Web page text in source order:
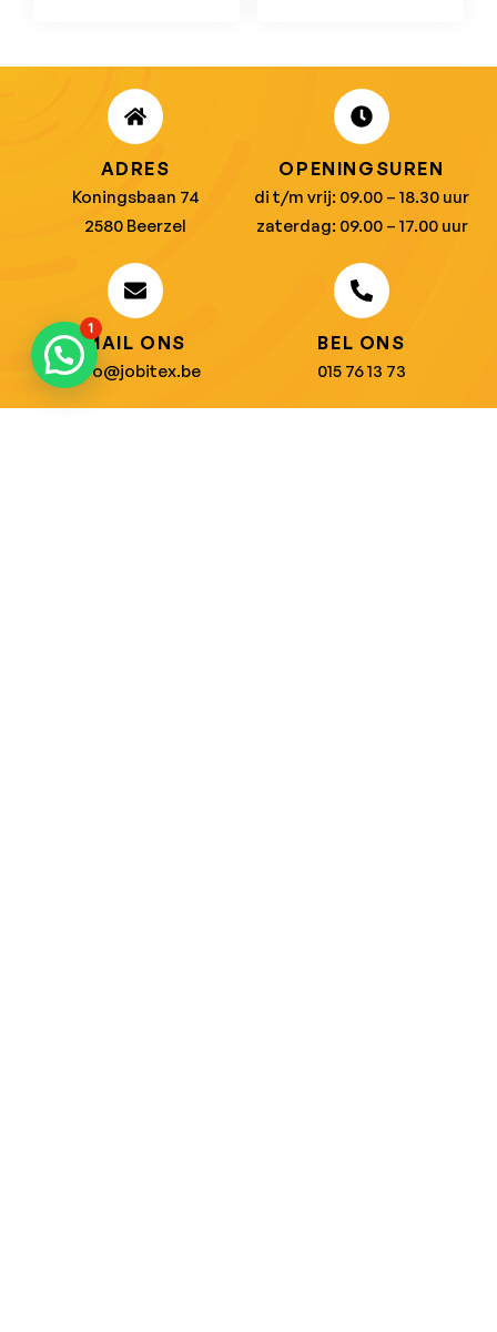
ADRES
Koningsbaan 74
2580 Beerzel
OPENINGSUREN
di t/m vrij: 09.00 – 18.30 uur
zaterdag: 09.00 – 17.00 uur
MAIL ONS
info@jobitex.be
BEL ONS
015 76 13 73
1